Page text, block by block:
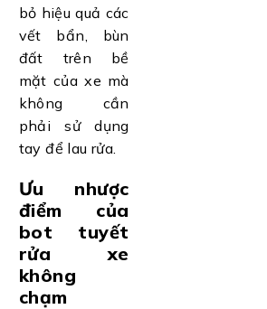
bỏ hiệu quả các
vết bẩn, bùn
đất trên bề
mặt của xe mà
không cần
phải sử dụng
tay để lau rửa.
Ưu nhược
điểm của
bot tuyết
rửa xe
không
chạm